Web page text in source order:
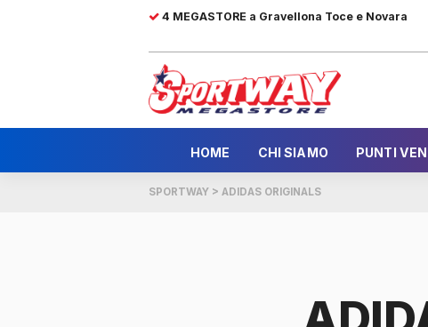
4 MEGASTORE a Gravellona Toce e Novara
HOME CHI SIAMO PUNTI
SPORTWAY > ADIDAS ORIGINALS